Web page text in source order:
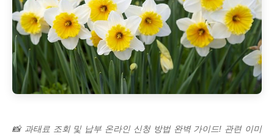
📸 과태료 조회 및 납부 온라인 신청 방법 완벽 가이드! 관련 이미